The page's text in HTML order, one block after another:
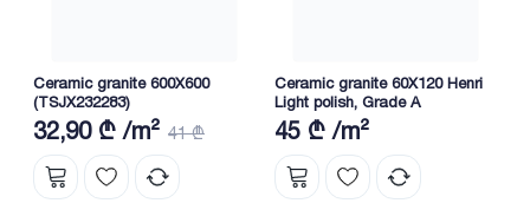
Ceramic granite 600X600
(TSJX232283)
32,90 ₾ /m² 41 ₾
Ceramic granite 60X120 Henri
Light polish, Grade A
45 ₾ /m²